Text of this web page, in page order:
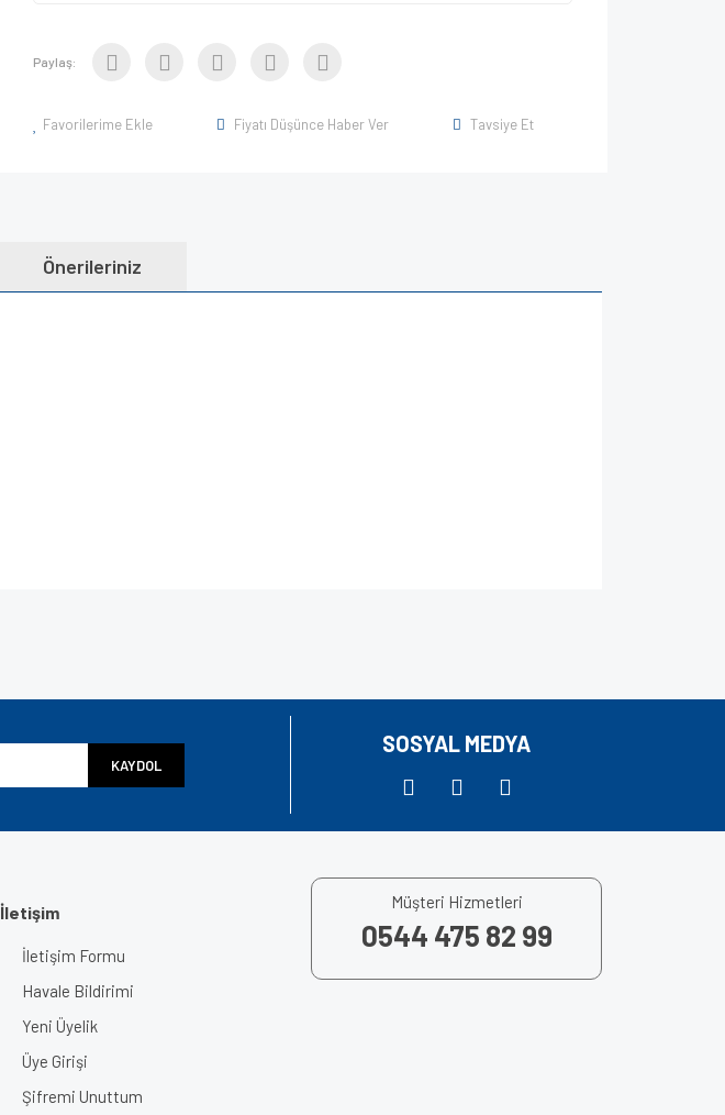
Paylaş:
Favorilerime Ekle Fiyatı Düşünce Haber Ver Tavsiye Et
Önerileriniz
KAYDOL
SOSYAL MEDYA
İletişim
İletişim Formu
Havale Bildirimi
Yeni Üyelik
Üye Girişi
Şifremi Unuttum
Müşteri Hizmetleri
0544 475 82 99